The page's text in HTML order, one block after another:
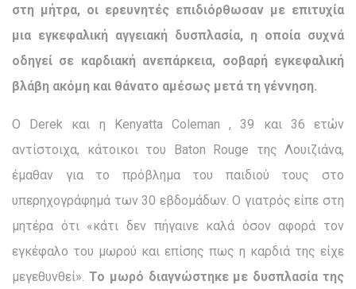
στη μήτρα, οι ερευνητές επιδιόρθωσαν με επιτυχία
μια εγκεφαλική αγγειακή δυσπλασία, η οποία συχνά
οδηγεί σε καρδιακή ανεπάρκεια, σοβαρή εγκεφαλική
βλάβη ακόμη και θάνατο αμέσως μετά τη γέννηση.
Ο Derek και η Kenyatta Coleman , 39 και 36 ετών
αντίστοιχα, κάτοικοι του Baton Rouge της Λουιζιάνα,
έμαθαν για το πρόβλημα του παιδιού τους στο
υπερηχογράφημά των 30 εβδομάδων. Ο γιατρός είπε στη
μητέρα ότι «κάτι δεν πήγαινε καλά όσον αφορά τον
εγκέφαλο του μωρού και επίσης πως η καρδιά της είχε
μεγεθυνθεί». Το μωρό διαγνώστηκε με δυσπλασία της